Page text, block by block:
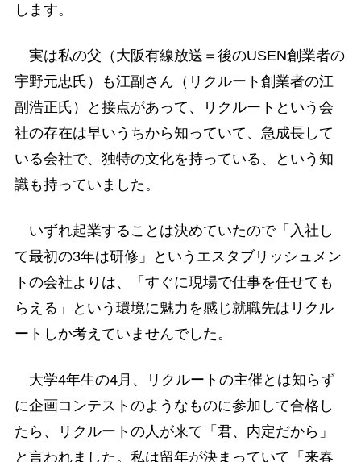
します。
実は私の父（大阪有線放送＝後のUSEN創業者の
宇野元忠氏）も江副さん（リクルート創業者の江
副浩正氏）と接点があって、リクルートという会
社の存在は早いうちから知っていて、急成長して
いる会社で、独特の文化を持っている、という知
識も持っていました。
いずれ起業することは決めていたので「入社し
て最初の3年は研修」というエスタブリッシュメン
トの会社よりは、「すぐに現場で仕事を任せても
らえる」という環境に魅力を感じ就職先はリクル
ートしか考えていませんでした。
大学4年生の4月、リクルートの主催とは知らず
に企画コンテストのようなものに参加して合格し
たら、リクルートの人が来て「君、内定だから」
と言われました。私は留年が決まっていて「来春